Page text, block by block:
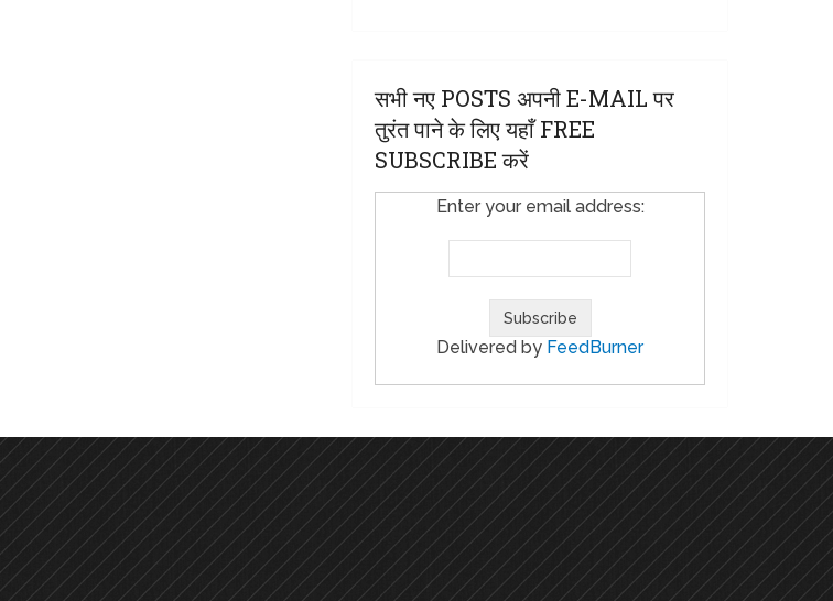
सभी नए POSTS अपनी E-MAIL पर
तुरंत पाने के लिए यहाँ FREE
SUBSCRIBE करें
Enter your email address:
Delivered by FeedBurner